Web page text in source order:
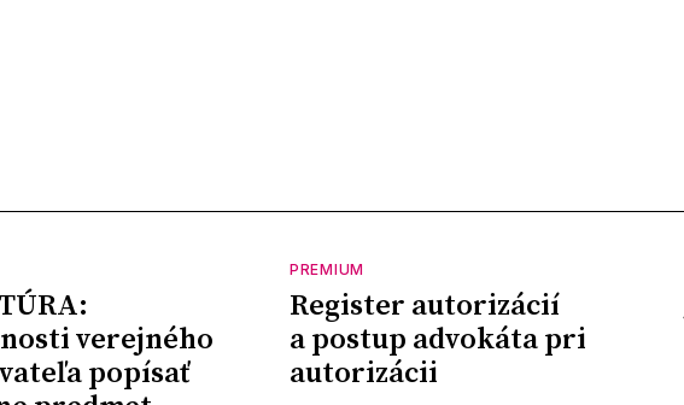
verejného
popísať
PREMIUM
Register autorizácií
a postup advokáta pri
autorizácii